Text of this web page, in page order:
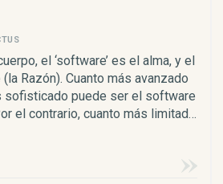
el ‘software’ es el alma, y el
Razón). Cuanto más avanzado
sofisticado puede ser el software
el contrario, cuanto más limitado
será para el usuario (el cerebro)